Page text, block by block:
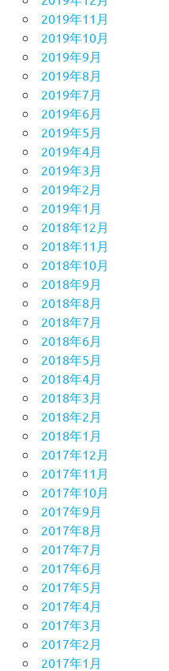
2019年11月
2019年10月
2019年9月
2019年8月
2019年7月
2019年6月
2019年5月
2019年4月
2019年3月
2019年2月
2019年1月
2018年12月
2018年11月
2018年10月
2018年9月
2018年8月
2018年7月
2018年6月
2018年5月
2018年4月
2018年3月
2018年2月
2018年1月
2017年12月
2017年11月
2017年10月
2017年9月
2017年8月
2017年7月
2017年6月
2017年5月
2017年4月
2017年3月
2017年2月
2017年1月